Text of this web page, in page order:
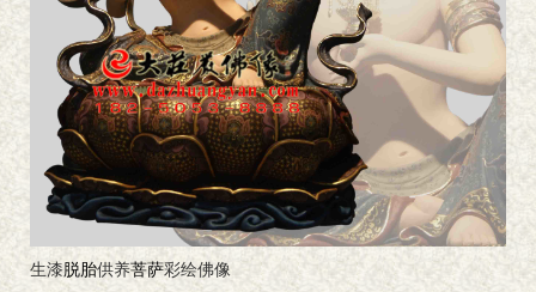
生漆脱胎供养菩萨彩绘佛像